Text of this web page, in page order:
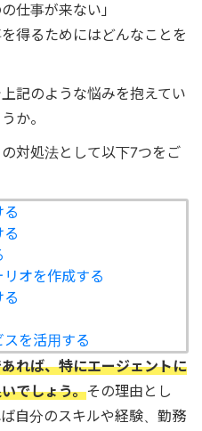
仕事が来ない」
得るためにはどんなことを
記のような悩みを抱えてい
か。
対処法として以下7つをご
オを作成する
を活用する
れば、特にエージェントに
でしょう。その理由とし
自分のスキルや経験、勤務